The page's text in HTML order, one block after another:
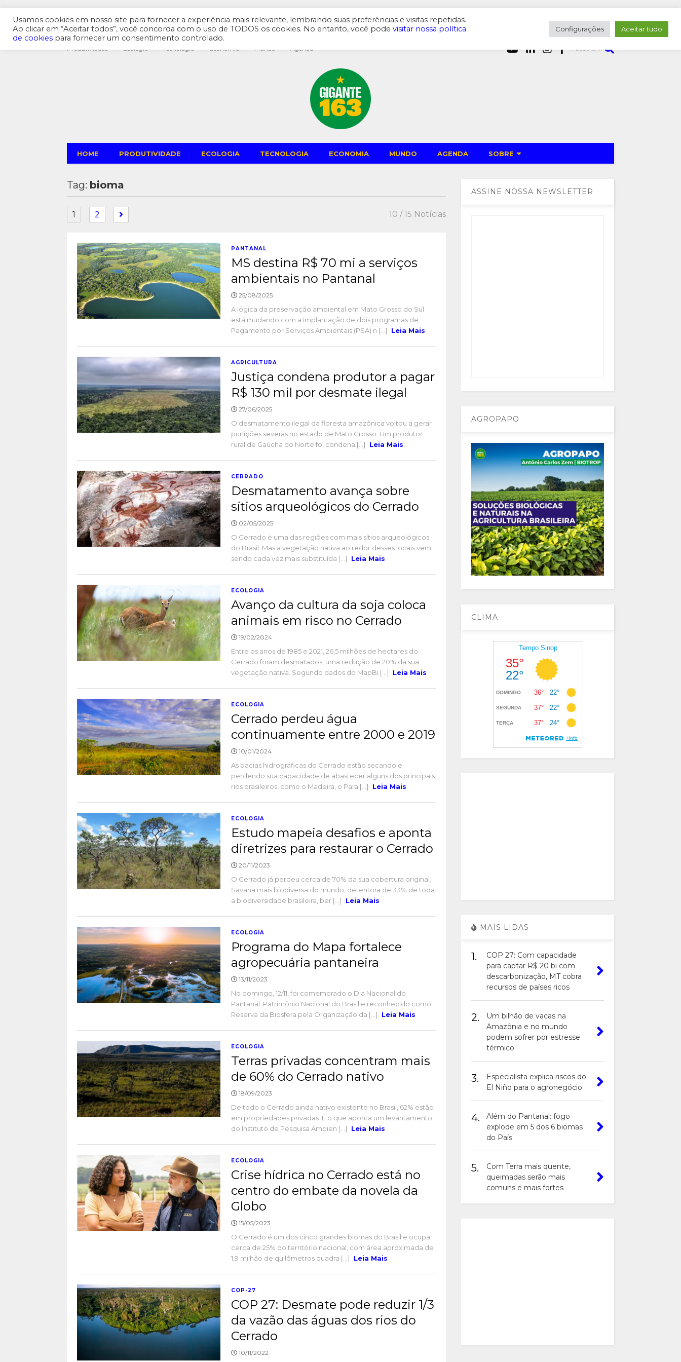
Produtividade Ecologia Tecnologia Economia Mundo Agenda PESQUISAR
HOME PRODUTIVIDADE ECOLOGIA TECNOLOGIA ECONOMIA MUNDO AGENDA SOBRE
Tag: bioma
1 2 10 / 15 Notícias
PANTANAL
MS destina R$ 70 mi a serviços
ambientais no Pantanal
25/08/2025
A lógica da preservação ambiental em Mato Grosso do Sul
está mudando com a implantação de dois programas de
Pagamento por Serviços Ambientais (PSA) n [...]
Leia Mais
AGRICULTURA
Justiça condena produtor a pagar
R$ 130 mil por desmate ilegal
27/06/2025
O desmatamento ilegal da floresta amazônica voltou a gerar
punições severas no estado de Mato Grosso. Um produtor
rural de Gaúcha do Norte foi condena [...]
Leia Mais
CERRADO
Desmatamento avança sobre
sítios arqueológicos do Cerrado
02/05/2025
O Cerrado é uma das regiões com mais sítios arqueológicos
do Brasil. Mas a vegetação nativa ao redor desses locais vem
sendo cada vez mais substituída [...]
Leia Mais
ECOLOGIA
Avanço da cultura da soja coloca
animais em risco no Cerrado
19/02/2024
Entre os anos de 1985 e 2021, 26,5 milhões de hectares do
Cerrado foram desmatados, uma redução de 20% da sua
vegetação nativa. Segundo dados do MapBi [...]
Leia Mais
ECOLOGIA
Cerrado perdeu água
continuamente entre 2000 e 2019
10/01/2024
As bacias hidrográficas do Cerrado estão secando e
perdendo sua capacidade de abastecer alguns dos principais
rios brasileiros, como o Madeira, o Para [...]
Leia Mais
ECOLOGIA
Estudo mapeia desafios e aponta
diretrizes para restaurar o Cerrado
20/11/2023
O Cerrado já perdeu cerca de 70% da sua cobertura original.
Savana mais biodiversa do mundo, detentora de 33% de toda
a biodiversidade brasileira, ber [...]
Leia Mais
ECOLOGIA
Programa do Mapa fortalece
agropecuária pantaneira
13/11/2023
No domingo, 12/11, foi comemorado o Dia Nacional do
Pantanal. Patrimônio Nacional do Brasil e reconhecido como
Reserva da Biosfera pela Organização da [...]
Leia Mais
ECOLOGIA
Terras privadas concentram mais
de 60% do Cerrado nativo
18/09/2023
De todo o Cerrado ainda nativo existente no Brasil, 62% estão
em propriedades privadas. É o que aponta um levantamento
do Instituto de Pesquisa Ambien [...]
Leia Mais
ECOLOGIA
Crise hídrica no Cerrado está no
centro do embate da novela da
Globo
15/05/2023
O Cerrado é um dos cinco grandes biomas do Brasil e ocupa
cerca de 25% do território nacional, com área aproximada de
1,9 milhão de quilômetros quadra [...]
Leia Mais
COP-27
COP 27: Desmate pode reduzir 1/3
da vazão das águas dos rios do
Cerrado
10/11/2022
ASSINE NOSSA NEWSLETTER
AGROPAPO
CLIMA
MAIS LIDAS
1.
COP 27: Com capacidade
para captar R$ 20 bi com
descarbonização, MT cobra
recursos de países ricos
2.
Um bilhão de vacas na
Amazônia e no mundo
podem sofrer por estresse
térmico
3.
Especialista explica riscos do
El Niño para o agronegócio
4.
Além do Pantanal: fogo
explode em 5 dos 6 biomas
do País
5.
Com Terra mais quente,
queimadas serão mais
comuns e mais fortes
Usamos cookies em nosso site para fornecer a experiência mais relevante, lembrando suas preferências e visitas repetidas.
Ao clicar em “Aceitar todos”, você concorda com o uso de TODOS os cookies. No entanto, você pode visitar nossa política
de cookies para fornecer um consentimento controlado.
Configurações Aceitar tudo